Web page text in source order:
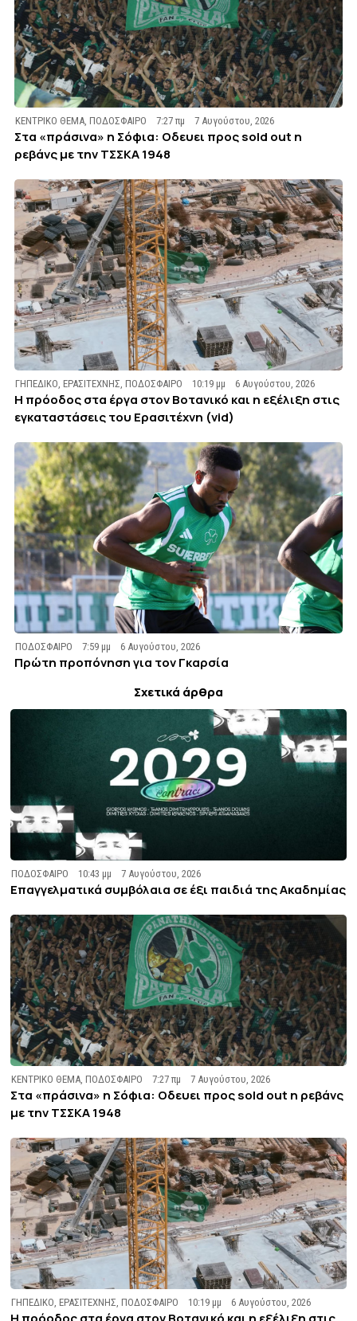
ΚΕΝΤΡΙΚΟ ΘΕΜΑ ,ΠΟΔΟΣΦΑΙΡΟ 7:27 πμ 7 Αυγούστου, 2026
Στα «πράσινα» η Σόφια: Οδευει προς sold out η
ρεβάνς με την ΤΣΣΚΑ 1948
ΓΗΠΕΔΙΚΟ ,ΕΡΑΣΙΤΕΧΝΗΣ ,ΠΟΔΟΣΦΑΙΡΟ 10:19 μμ 6 Αυγούστου, 2026
Η πρόοδος στα έργα στον Βοτανικό και η εξέλιξη στις
εγκαταστάσεις του Ερασιτέχνη (vid)
ΠΟΔΟΣΦΑΙΡΟ 7:59 μμ 6 Αυγούστου, 2026
Πρώτη προπόνηση για τον Γκαρσία
Σχετικά άρθρα
ΠΟΔΟΣΦΑΙΡΟ 10:43 μμ 7 Αυγούστου, 2026
Επαγγελματικά συμβόλαια σε έξι παιδιά της Ακαδημίας
ΚΕΝΤΡΙΚΟ ΘΕΜΑ ,ΠΟΔΟΣΦΑΙΡΟ 7:27 πμ 7 Αυγούστου, 2026
Στα «πράσινα» η Σόφια: Οδευει προς sold out η ρεβάνς
με την ΤΣΣΚΑ 1948
ΓΗΠΕΔΙΚΟ ,ΕΡΑΣΙΤΕΧΝΗΣ ,ΠΟΔΟΣΦΑΙΡΟ 10:19 μμ 6 Αυγούστου, 2026